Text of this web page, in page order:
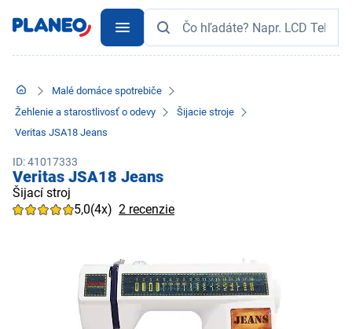
Malé domáce spotrebiče
Žehlenie a starostlivosť o odevy
Šijacie stroje
Veritas JSA18 Jeans
ID: 41017333
Veritas JSA18 Jeans
Šijací stroj
5,0(4x) 2 recenzie